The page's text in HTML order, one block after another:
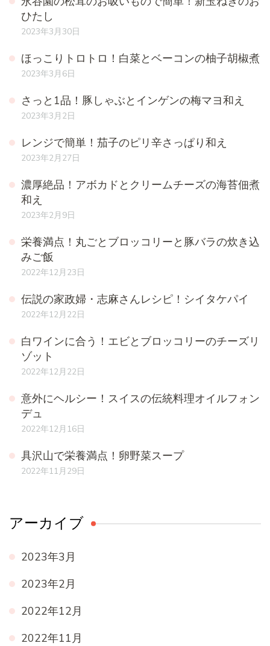
ひたし
2023年3月30日
ほっこりトロトロ！白菜とベーコンの柚子胡椒煮
2023年3月6日
さっと1品！豚しゃぶとインゲンの梅マヨ和え
2023年3月2日
レンジで簡単！茄子のピリ辛さっぱり和え
2023年2月27日
濃厚絶品！アボカドとクリームチーズの海苔佃煮
和え
2023年2月9日
栄養満点！丸ごとブロッコリーと豚バラの炊き込
みご飯
2022年12月23日
伝説の家政婦・志麻さんレシピ！シイタケパイ
2022年12月22日
白ワインに合う！エビとブロッコリーのチーズリ
ゾット
2022年12月22日
意外にヘルシー！スイスの伝統料理オイルフォン
デュ
2022年12月16日
具沢山で栄養満点！卵野菜スープ
2022年11月29日
アーカイブ
2023年3月
2023年2月
2022年12月
2022年11月